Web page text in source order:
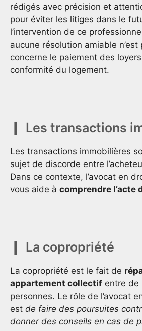
rédigés avec précision et
pour éviter les litiges dans le
l’intervention de ce
aucune résolution amiable
concerne le paiement des
conformité du logement.
Les transactions
Les transactions immobilières
sujet de discorde entre
Dans ce contexte, l’avocat en
vous aide à comprendre l’acte
La copropriété
La copropriété est le fait de
appartement collectif entre de
personnes. Le rôle de l’avocat
est de faire des poursuites
donner des conseils en cas de